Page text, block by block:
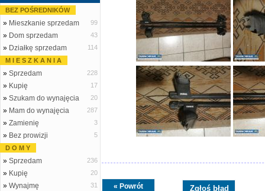
BEZ POŚREDNIKÓW
» Mieszkanie sprzedam 99
» Dom sprzedam 43
» Działkę sprzedam
114
M I E S Z K A N I A
» Sprzedam 228
» Kupię 17
» Szukam do wynajęcia 20
» Mam do wynajęcia 287
» Zamienię 3
» Bez prowizji
5
D O M Y
» Sprzedam 236
» Kupię 20
» Wynajmę 31 « Powrót